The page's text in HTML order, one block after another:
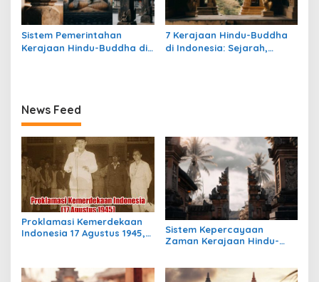
Sistem Pemerintahan
Kerajaan Hindu-Buddha di
7 Kerajaan Hindu-Buddha
di Indonesia: Sejarah,
News Feed
Proklamasi Kemerdekaan
Indonesia 17 Agustus 1945,
Sistem Kepercayaan
Zaman Kerajaan Hindu-
Masih Bertahan